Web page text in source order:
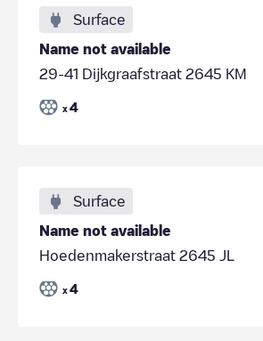
Surface
Name not available
29-41 Dijkgraafstraat 2645 KM
x 4
Surface
Name not available
Hoedenmakerstraat 2645 JL
x 4